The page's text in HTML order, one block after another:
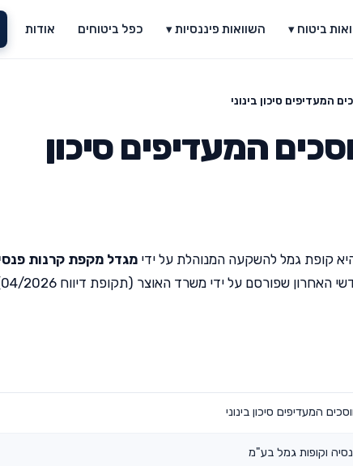
ביטוח ▾ השוואות פיננסיות ▾ כפל ביטוחים אודות
המעדיפים סיכון בינוני
המעדיפים סיכון
קופת גמל להשקעה המנוהלת על ידי מגדל מקפת קרנות
שפורסם על ידי משרד האוצר (תקופת דיווח 04/2026).
המעדיפים סיכון בינוני
וקופות גמל בע"מ